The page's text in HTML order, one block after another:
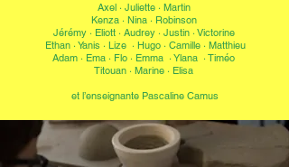
Axel · Juliette · Martin
Kenza · Nina · Robinson
Jérémy · Eliott · Audrey · Justin · Victorine
Ethan · Yanis · Lize · Hugo · Camille · Matthieu
Adam · Ema · Flo · Emma · Ylana · Timéo
Titouan · Marine · Elisa
et l’enseignante Pascaline Camus